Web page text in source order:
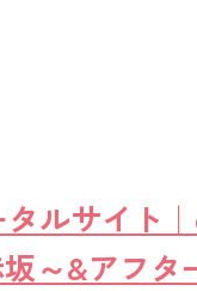
ルサイト
～&アフタ